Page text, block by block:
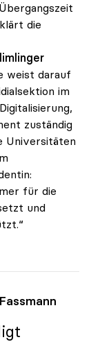
die
weist darauf
im
zuständig
Universitäten
für die
und